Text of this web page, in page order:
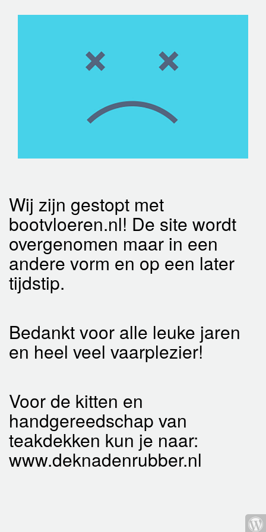
Wij zijn gestopt met
bootvloeren.nl! De site wordt
overgenomen maar in een
andere vorm en op een later
tijdstip.
Bedankt voor alle leuke jaren
en heel veel vaarplezier!
Voor de kitten en
handgereedschap van
teakdekken kun je naar:
www.deknadenrubber.nl